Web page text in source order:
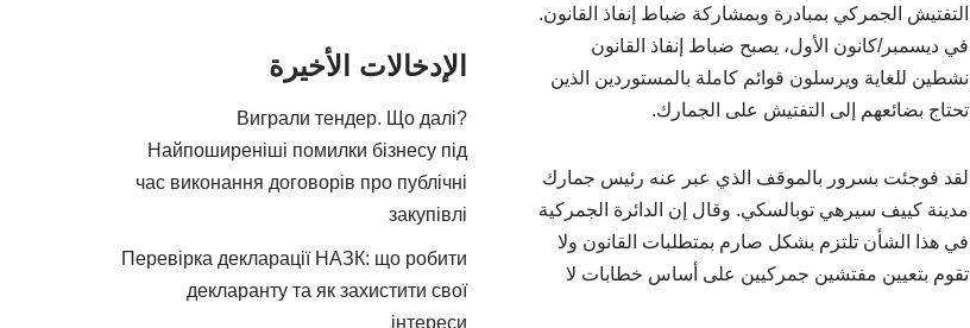
التفتيش الجمركي بمبادرة وبمشاركة ضباط إنفاذ القانون.
في ديسمبر/كانون الأول، يصبح ضباط إنفاذ القانون
نشطين للغاية ويرسلون قوائم كاملة بالمستوردين الذين
تحتاج بضائعهم إلى التفتيش على الجمارك.
لقد فوجئت بسرور بالموقف الذي عبر عنه رئيس جمارك
مدينة كييف سيرهي توبالسكي. وقال إن الدائرة الجمركية
في هذا الشأن تلتزم بشكل صارم بمتطلبات القانون ولا
تقوم بتعيين مفتشين جمركيين على أساس خطابات لا
الإدخالات الأخيرة
Виграли тендер. Що далі?
Найпоширеніші помилки бізнесу під
час виконання договорів про публічні
закупівлі
Перевірка декларації НАЗК: що робити
декларанту та як захистити свої
інтереси